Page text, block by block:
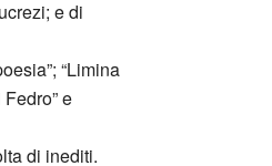
e di
“Limina
e
di inediti.